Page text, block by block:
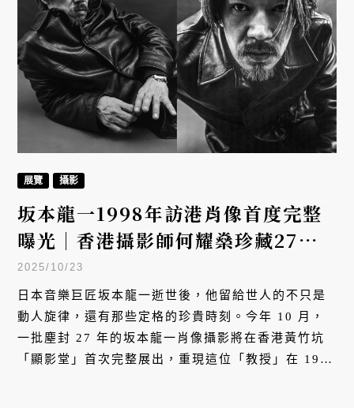
展覽 攝影
坂本龍一1998年訪港肖像首度完整
曝光｜香港攝影師何耀燊珍藏27年
影像，展出音樂大師的「間」之美學
2025/10/23
日本音樂巨匠坂本龍一逝世後，他留給世人的不只是
動人旋律，還有那些定格的珍貴時刻。今年 10 月，
一批塵封 27 年的坂本龍一肖像攝影將在香港黃竹坑
「顯影堂」首次完整展出，重現這位「教授」在 1998